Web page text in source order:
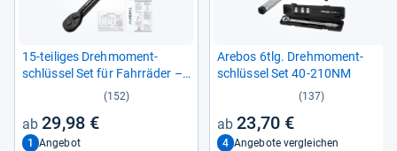
15-​tei­li­ges Dreh­mo­ment­
schlüs­sel Set für Fahr­rä­der –
2-​24 Nm, prä­zise und kom­
(152)
29,98 €
1 Angebot
Are­bos 6tlg. Dreh­mo­ment­
schlüs­sel Set 40-​210NM
(137)
23,70 €
4 Angebote vergleichen